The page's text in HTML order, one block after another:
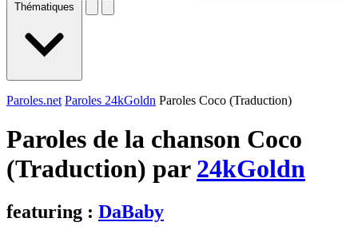
Thématiques
Paroles.net Paroles 24kGoldn Paroles Coco (Traduction)
Paroles de la chanson Coco
(Traduction) par 24kGoldn
featuring : DaBaby